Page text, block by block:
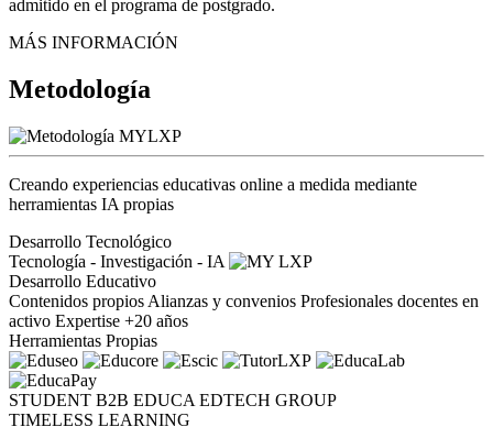
admitido en el programa de postgrado.
MÁS INFORMACIÓN
Metodología
Creando experiencias educativas online a medida mediante
herramientas IA propias
Desarrollo Tecnológico
Tecnología - Investigación - IA
Desarrollo Educativo
Contenidos propios Alianzas y convenios Profesionales docentes en
activo Expertise +20 años
Herramientas Propias
STUDENT B2B EDUCA EDTECH GROUP
TIMELESS LEARNING